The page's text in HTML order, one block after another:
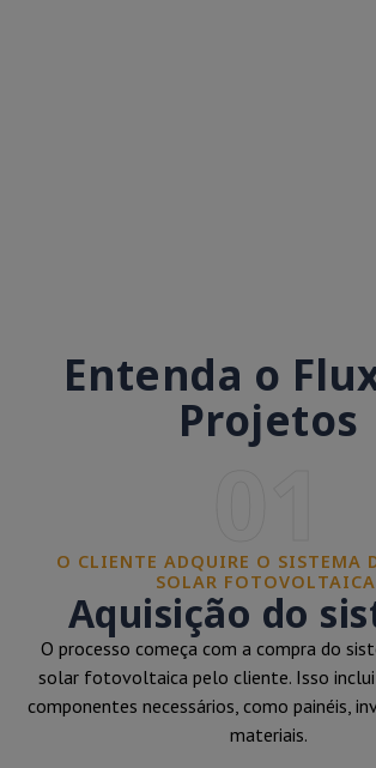
Entenda o
Projetos
O CLIENTE ADQUIRE O SISTEMA
SOLAR
Aquisição do
O processo começa com a compra do
solar fotovoltaica pelo cliente. Isso inclui
componentes necessários, como painéis,
materiais.